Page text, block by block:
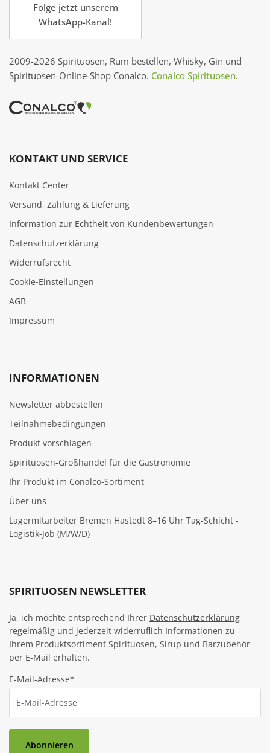
Folge jetzt unserem
WhatsApp-Kanal!
2009-2026 Spirituosen, Rum bestellen, Whisky, Gin und
Spirituosen-Online-Shop Conalco. Conalco Spirituosen.
KONTAKT UND SERVICE
Kontakt Center
Versand, Zahlung & Lieferung
Information zur Echtheit von Kundenbewertungen
Datenschutzerklärung
Widerrufsrecht
Cookie‑Einstellungen
AGB
Impressum
INFORMATIONEN
Newsletter abbestellen
Teilnahmebedingungen
Produkt vorschlagen
Spirituosen-Großhandel für die Gastronomie
Ihr Produkt im Conalco-Sortiment
Über uns
Lagermitarbeiter Bremen Hastedt 8–16 Uhr Tag-Schicht -
Logistik-Job (M/W/D)
SPIRITUOSEN NEWSLETTER
Ja, ich möchte entsprechend Ihrer Datenschutzerklärung
regelmäßig und jederzeit widerruflich Informationen zu
Ihrem Produktsortiment Spirituosen, Sirup und Barzubehör
per E-Mail erhalten.
E-Mail-Adresse*
Abonnieren